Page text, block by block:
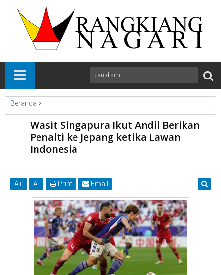
Beranda
Bola
Nasional
News
Wasit Singapura Ikut Andil Berikan Penalti ke Jepang ketika
Lawan Indonesia
Wasit Singapura Ikut Andil Berikan
Penalti ke Jepang ketika Lawan
Indonesia
A+ A- Print Email